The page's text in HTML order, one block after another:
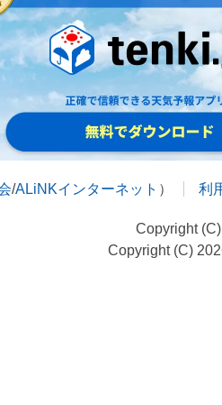
/ALiNKインターネット ） 利
Copyright
Copyright (C)